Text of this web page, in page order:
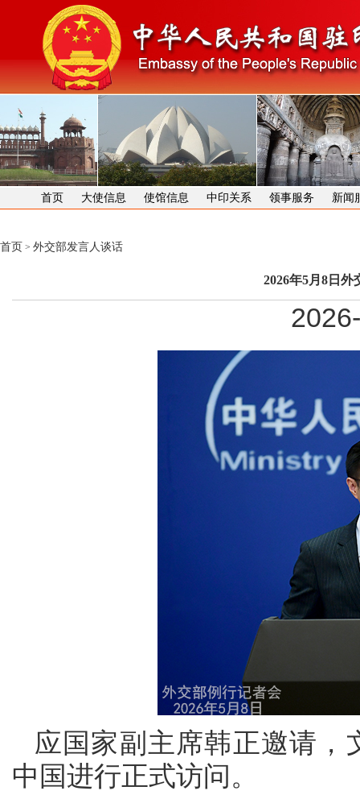
首页 大使信息 使馆信息 中印关系 领事服务 新闻
首页 > 外交部发言人谈话
2026年5月8日
应国家副主席韩正邀请，
中国进行正式访问。